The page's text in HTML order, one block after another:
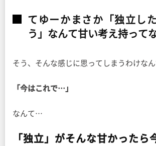
てゆーかまさか「独立し
う」なんて甘い考え持って
そう、そんな感じに思ってしまうわけなん
「今はこれで…」
なんて…
「独立」がそんな甘かったら